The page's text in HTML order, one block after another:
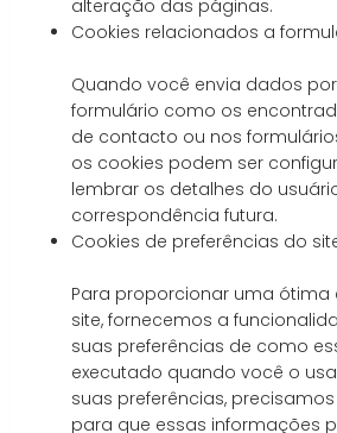
alteração das páginas.
Cookies relacionados a
Quando você envia dados
formulário como os
de contacto ou nos
os cookies podem ser
lembrar os detalhes do
correspondência futura.
Cookies de preferências do
Para proporcionar uma ótima
site, fornecemos a
suas preferências de como
executado quando você o
suas preferências,
para que essas informações